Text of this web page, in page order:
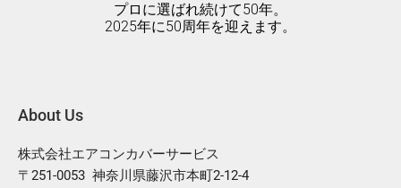
プロに選ばれ続けて50年。
2025年に50周年を迎えます。
About Us
株式会社エアコンカバーサービス
〒251-0053 神奈川県藤沢市本町2-12-4